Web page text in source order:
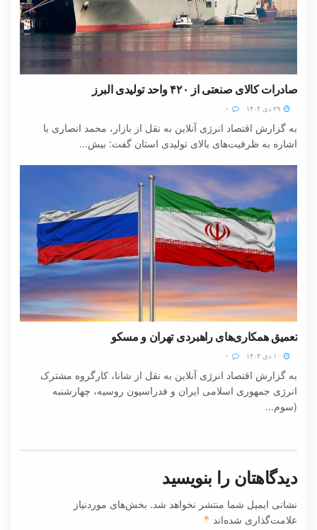
صادرات کالای صنعتی از ۴۲۰ واحد تولیدی البرز
به گزارش اقتصاد انرژی آنلاین به نقل از بازار، محمد انصاری با
اشاره به ظرفیت‌های بالای تولیدی استان گفت: بیش...
تعمیق همکاری‌های راهبردی تهران و مسکو
به گزارش اقتصاد انرژی آنلاین به نقل از شانا، کارگروه مشترک
انرژی جمهوری اسلامی ایران و فدراسیون روسیه، چهارشنبه
(سوم...
دیدگاهتان را بنویسید
نشانی ایمیل شما منتشر نخواهد شد. بخش‌های موردنیاز
علامت‌گذاری شده‌اند *